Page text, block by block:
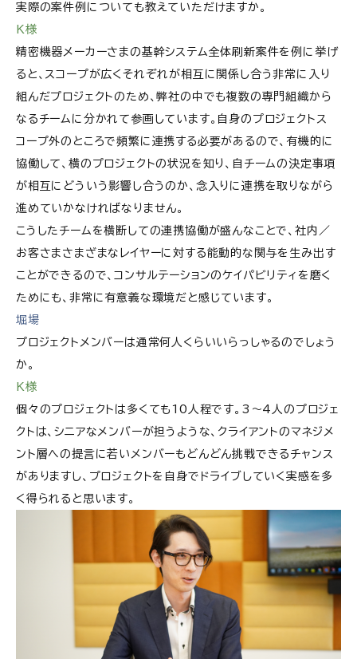
実際の案件例についても教えていただけますか。
K様
精密機器メーカーさまの基幹システム全体刷新案件を例に挙げ
ると、スコープが広くそれぞれが相互に関係し合う非常に入り
組んだプロジェクトのため、弊社の中でも複数の専門組織から
なるチームに分かれて参画しています。自身のプロジェクトス
コープ外のところで頻繁に連携する必要があるので、有機的に
協働して、横のプロジェクトの状況を知り、自チームの決定事項
が相互にどういう影響し合うのか、念入りに連携を取りながら
進めていかなければなりません。
こうしたチームを横断しての連携協働が盛んなことで、社内／
お客さまさまざまなレイヤーに対する能動的な関与を生み出す
ことができるので、コンサルテーションのケイパビリティを磨く
ためにも、非常に有意義な環境だと感じています。
堀場
プロジェクトメンバーは通常何人くらいいらっしゃるのでしょう
か。
K様
個々のプロジェクトは多くても10人程です。3～4人のプロジェ
クトは、シニアなメンバーが担うような、クライアントのマネジメ
ント層への提言に若いメンバーもどんどん挑戦できるチャンス
がありますし、プロジェクトを自身でドライブしていく実感を多
く得られると思います。